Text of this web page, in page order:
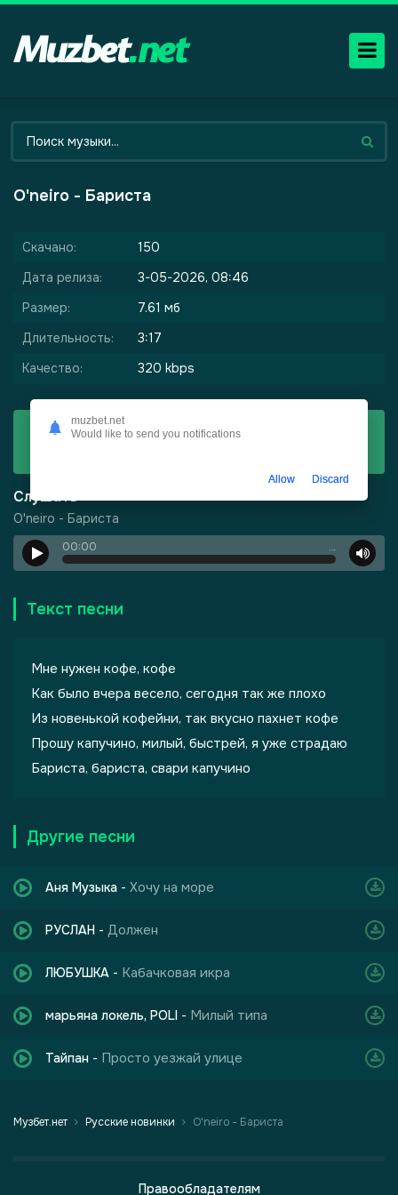
O'neiro - Бариста
Скачано:
150
Дата релиза:
3-05-2026, 08:46
Размер:
7.61 мб
Длительность:
3:17
Качество:
320 kbps
Скачать
Слушать
O'neiro - Бариста
00:00 …
Текст песни
Мне нужен кофе, кофе
Как было вчера весело, сегодня так же плохо
Из новенькой кофейни, так вкусно пахнет кофе
Прошу капучино, милый, быстрей, я уже страдаю
Бариста, бариста, свари капучино
Другие песни
Аня Музыка - Хочу на море
РУСЛАН - Должен
ЛЮБУШКА - Кабачковая икра
марьяна локель, POLI - Милый типа
Тайпан - Просто уезжай улице
Музбет.нет Русские новинки O'neiro - Бариста
Правообладателям
muzbet.net
Would like to send you notifications
Allow Discard